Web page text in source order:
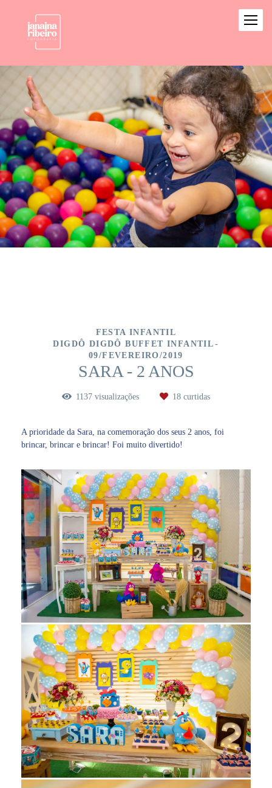
FESTA INFANTIL
DIGDÔ DIGDÔ BUFFET INFANTIL
09/FEVEREIRO/2019
SARA - 2 ANOS
1137 visualizações 18 curtidas
A prioridade da Sara, na comemoração dos seus 2 anos, foi
brincar, brincar e brincar! Foi muito divertido!